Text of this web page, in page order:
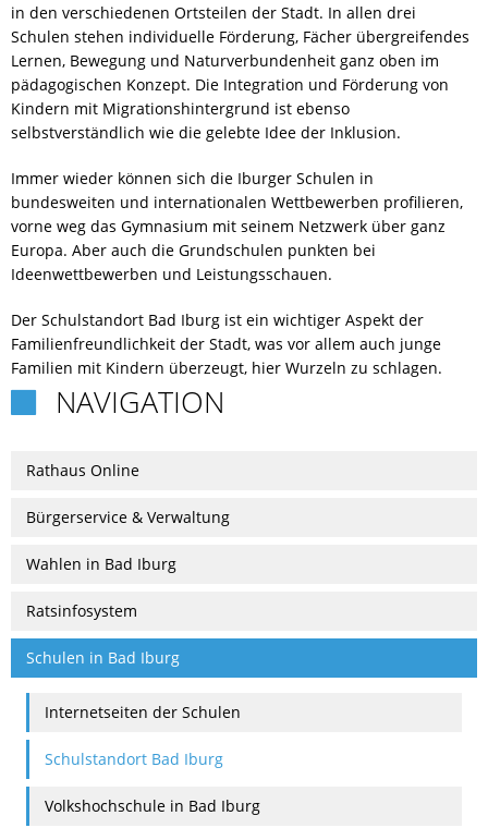
FREIWILLIGENTAG
HELFEN
KARRIERE
RUNDGANG
CHANCE
in den verschiedenen Ortsteilen der Stadt. In allen drei
Schulen stehen individuelle Förderung, Fächer übergreifendes
Lernen, Bewegung und Naturverbundenheit ganz oben im
pädagogischen Konzept. Die Integration und Förderung von
Kindern mit Migrationshintergrund ist ebenso
selbstverständlich wie die gelebte Idee der Inklusion.
Immer wieder können sich die Iburger Schulen in
bundesweiten und internationalen Wettbewerben profilieren,
vorne weg das Gymnasium mit seinem Netzwerk über ganz
Europa. Aber auch die Grundschulen punkten bei
Ideenwettbewerben und Leistungsschauen.
Der Schulstandort Bad Iburg ist ein wichtiger Aspekt der
Familienfreundlichkeit der Stadt, was vor allem auch junge
Familien mit Kindern überzeugt, hier Wurzeln zu schlagen.
NAVIGATION
Rathaus Online
Bürgerservice & Verwaltung
Wahlen in Bad Iburg
Ratsinfosystem
Schulen in Bad Iburg
Internetseiten der Schulen
Schulstandort Bad Iburg
Volkshochschule in Bad Iburg